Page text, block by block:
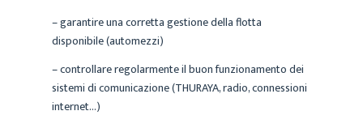
– garantire una corretta gestione della flotta
disponibile (automezzi)
– controllare regolarmente il buon funzionamento dei
sistemi di comunicazione (THURAYA, radio, connessioni
internet…)